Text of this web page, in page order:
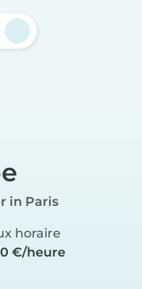
in Paris
horaire
€/heure